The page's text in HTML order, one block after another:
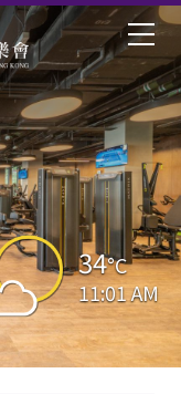
34°C
11:01 AM